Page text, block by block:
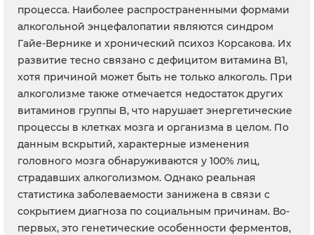
процесса. Наиболее распространенными формами
алкогольной энцефалопатии являются синдром
Гайе-Вернике и хронический психоз Корсакова. Их
развитие тесно связано с дефицитом витамина B1,
хотя причиной может быть не только алкоголь. При
алкоголизме также отмечается недостаток других
витаминов группы B, что нарушает энергетические
процессы в клетках мозга и организма в целом. По
данным вскрытий, характерные изменения
головного мозга обнаруживаются у 100% лиц,
страдавших алкоголизмом. Однако реальная
статистика заболеваемости занижена в связи с
сокрытием диагноза по социальным причинам. Во-
первых, это генетические особенности ферментов,